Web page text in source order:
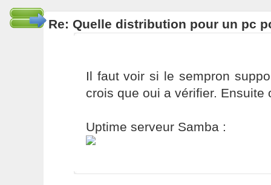
Re: Quelle distribution pour un pc
Il faut voir si le sempron
crois que oui a vérifier. Ensuite
Uptime serveur Samba :